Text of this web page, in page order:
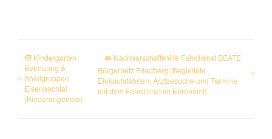
🧒 Kindergarten
Betreuung &
Spielgruppen
Eisenbachtal
(Kinderangebote)
🚐 Nachbarschaftshilfe Fahrdienst BEATE
Bürgernetz Friedberg (Begleitete
Einkaufsfahrten, Arztbesuche und Termine
mit dem Fahrdienst im Ehrenamt)